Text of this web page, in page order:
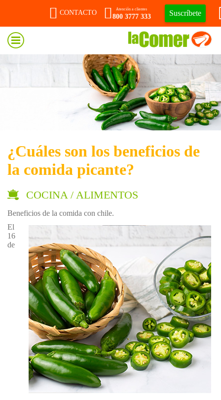
CONTACTO
Atención a clientes
800 3777 333 Suscríbete
¿Cuáles son los beneficios de
la comida picante?
COCINA / ALIMENTOS
Beneficios de la comida con chile.
El
16
de